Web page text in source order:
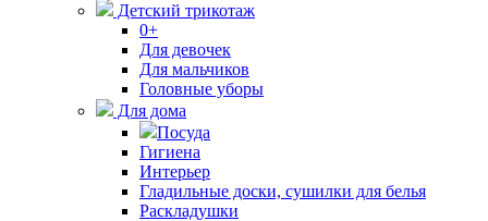
Детский трикотаж
0+
Для девочек
Для мальчиков
Головные уборы
Для дома
Посуда
Гигиена
Интерьер
Гладильные доски, сушилки для белья
Раскладушки